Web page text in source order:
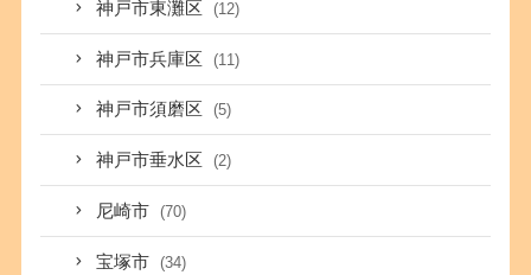
神戸市東灘区 (12)
神戸市兵庫区 (11)
神戸市須磨区 (5)
神戸市垂水区 (2)
尼崎市 (70)
宝塚市 (34)